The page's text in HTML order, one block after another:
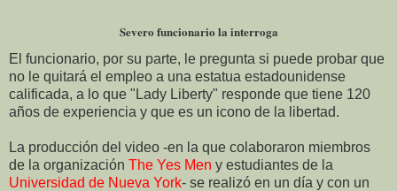
Severo funcionario la interroga
El funcionario, por su parte, le pregunta si puede probar que
no le quitará el empleo a una estatua estadounidense
calificada, a lo que "Lady Liberty" responde que tiene 120
años de experiencia y que es un icono de la libertad.
La producción del video -en la que colaboraron miembros
de la organización The Yes Men y estudiantes de la
Universidad de Nueva York- se realizó en un día y con un